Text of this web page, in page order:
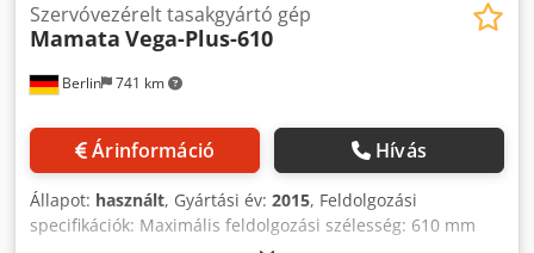
Berlin 741 km
Szervóvezérelt tasakgyártó gép
Mamata Vega-Plus-610
Árinformáció Hívás
Állapot: használt, Gyártási év: 2015, Feldolgozási
specifikációk: Maximális feldolgozási szélesség: 610 mm